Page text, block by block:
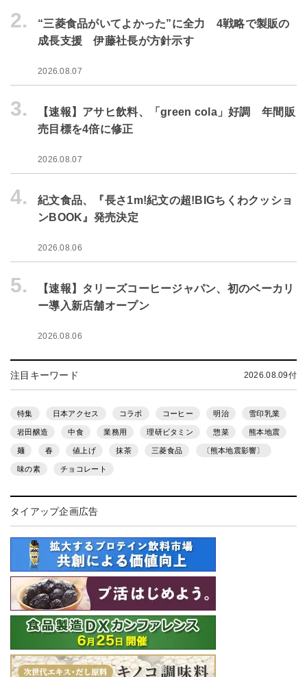
2.
“三菱食品がいてよかった”に全力 4戦略で製販の
成長支援 伊藤社長が方針示す
2026.08.07
3.
【速報】アサヒ飲料、「green cola」好調 年間販
売目標を4倍に修正
2026.08.07
4.
紀文食品、『長さ1m!紀文の超!BIGちくわクッショ
ンBOOK』発売決定
2026.08.06
5.
【速報】タリーズコーヒージャパン、初のベーカリ
ー導入新店舗オープン
2026.08.06
注目キーワード 2026.08.09付
特集 日本アクセス コラボ コーヒー 明治 雪印乳業
岩田醸造 中食 業務用 理研ビタミン 惣菜 熊本地震
麺 春 値上げ 抹茶 三菱食品 〔熊本地震影響〕
味の素 チョコレート
タイアップ企画広告